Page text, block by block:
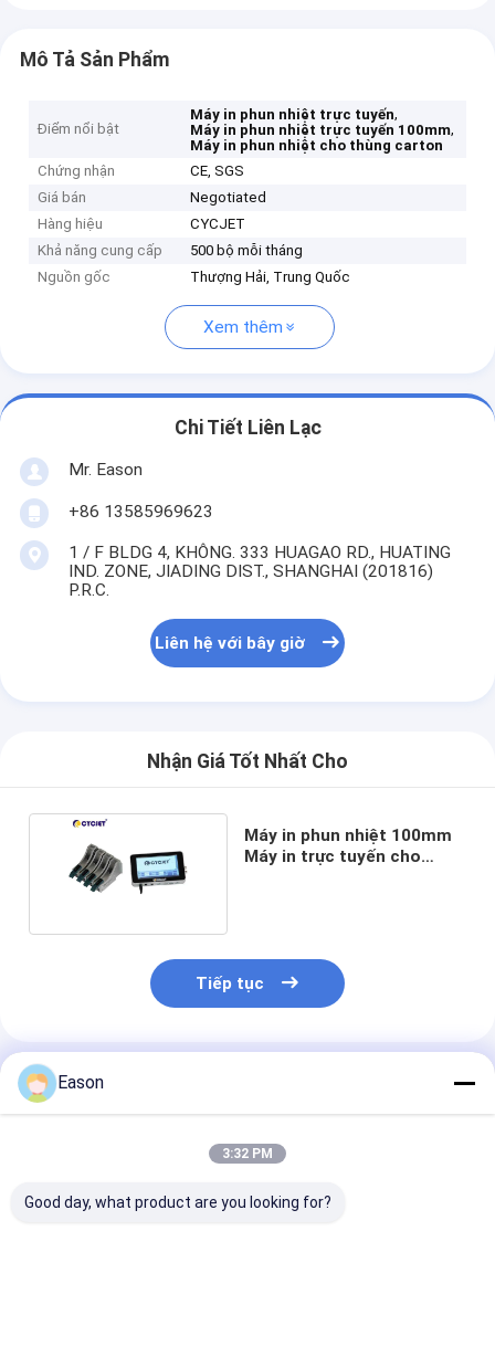
Mô Tả Sản Phẩm
Điểm nổi bật
Máy in phun nhiệt trực tuyến,
Máy in phun nhiệt trực tuyến 100mm,
Máy in phun nhiệt cho thùng carton
Chứng nhận
CE, SGS
Giá bán
Negotiated
Hàng hiệu
CYCJET
Khả năng cung cấp
500 bộ mỗi tháng
Nguồn gốc
Thượng Hải, Trung Quốc
Xem thêm
Chi Tiết Liên Lạc
Mr. Eason
+86 13585969623
1 / F BLDG 4, KHÔNG. 333 HUAGAO RD., HUATING
IND. ZONE, JIADING DIST., SHANGHAI (201816)
P.R.C.
Liên hệ với bây giờ
Nhận Giá Tốt Nhất Cho
Máy in phun nhiệt 100mm
Máy in trực tuyến cho
Tiếp tục
Sản Phẩm Khuyến Cáo
Eason
3:32 PM
Good day, what product are you looking for?